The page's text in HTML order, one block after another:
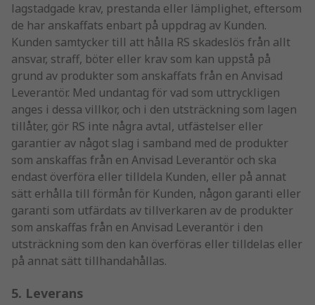
lagstadgade krav, prestanda eller lämplighet, eftersom
de har anskaffats enbart på uppdrag av Kunden.
Kunden samtycker till att hålla RS skadeslös från allt
ansvar, straff, böter eller krav som kan uppstå på
grund av produkter som anskaffats från en Anvisad
Leverantör. Med undantag för vad som uttryckligen
anges i dessa villkor, och i den utsträckning som lagen
tillåter, gör RS inte några avtal, utfästelser eller
garantier av något slag i samband med de produkter
som anskaffas från en Anvisad Leverantör och ska
endast överföra eller tilldela Kunden, eller på annat
sätt erhålla till förmån för Kunden, någon garanti eller
garanti som utfärdats av tillverkaren av de produkter
som anskaffas från en Anvisad Leverantör i den
utsträckning som den kan överföras eller tilldelas eller
på annat sätt tillhandahållas.
5. Leverans